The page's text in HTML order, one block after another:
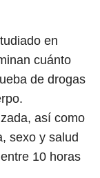
en
cuánto
de drogas
así como
sexo y salud
10 horas